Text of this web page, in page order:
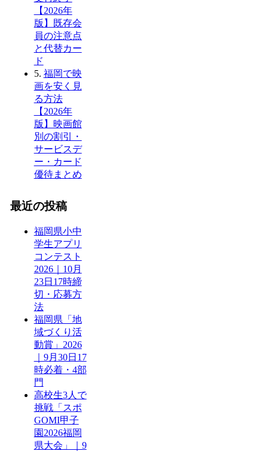
【2026年
版】既存会
員の注意点
と代替カー
ド
5. 福岡で映
画を安く見
る方法
【2026年
版】映画館
別の割引・
サービスデ
ー・カード
優待まとめ
最近の投稿
福岡県小中
学生アプリ
コンテスト
2026｜10月
23日17時締
切・応募方
法
福岡県「地
域づくり活
動賞」2026
｜9月30日17
時必着・4部
門
高校生3人で
挑戦「スポ
GOMI甲子
園2026福岡
県大会」｜9